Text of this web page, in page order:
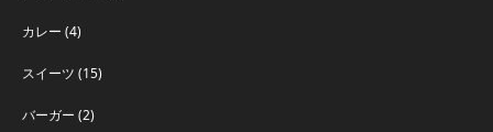
カレー (4)
スイーツ (15)
バーガー (2)